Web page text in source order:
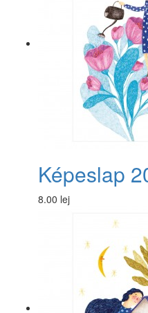
Képeslap
8.00 lej